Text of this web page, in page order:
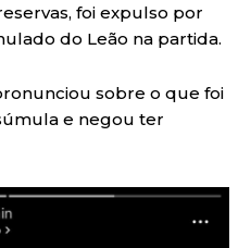
foi expulso por
do Leão na partida.
sobre o que foi
e negou ter